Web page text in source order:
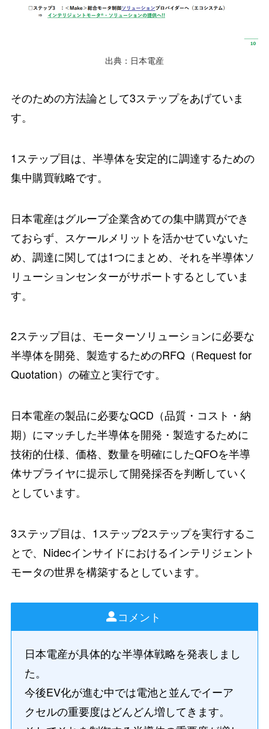
出典：日本電産
そのための方法論として3ステップをあげていま
す。
1ステップ目は、半導体を安定的に調達するための
集中購買戦略です。
日本電産はグループ企業含めての集中購買ができ
ておらず、スケールメリットを活かせていないた
め、調達に関しては1つにまとめ、それを半導体ソ
リューションセンターがサポートするとしていま
す。
2ステップ目は、モーターソリューションに必要な
半導体を開発、製造するためのRFQ（Request for
Quotation）の確立と実行です。
日本電産の製品に必要なQCD（品質・コスト・納
期）にマッチした半導体を開発・製造するために
技術的仕様、価格、数量を明確にしたQFOを半導
体サプライヤに提示して開発採否を判断していく
としています。
3ステップ目は、1ステップ2ステップを実行するこ
とで、Nidecインサイドにおけるインテリジェント
モータの世界を構築するとしています。
コメント
日本電産が具体的な半導体戦略を発表しまし
た。
今後EV化が進む中では電池と並んでイーア
クセルの重要度はどんどん増してきます。